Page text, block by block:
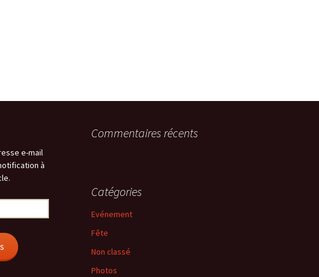
e-mail
à
Commentaires récents
Catégories
Evénement
Fête
Non classé
Photos